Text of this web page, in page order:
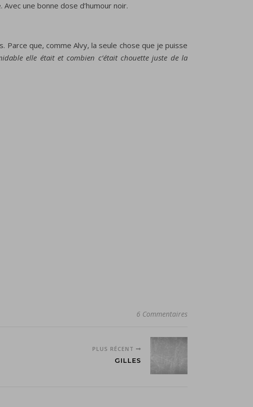
une bonne dose d’humour noir.
Parce que, comme Alvy, la seule chose que je puisse
elle était et combien c’était chouette juste de la
6 Commentaires
PLUS RÉCENT
GILLES